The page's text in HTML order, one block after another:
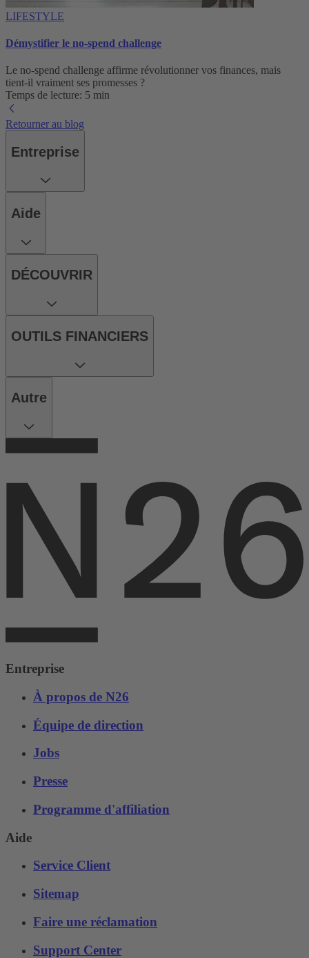
LIFESTYLE
Démystifier le no-spend challenge
Le no-spend challenge affirme révolutionner vos finances, mais
tient-il vraiment ses promesses ?
Temps de lecture: 5 min
Retourner au blog
Entreprise
Aide
DÉCOUVRIR
OUTILS FINANCIERS
Autre
Entreprise
À propos de N26
Équipe de direction
Jobs
Presse
Programme d'affiliation
Aide
Service Client
Sitemap
Faire une réclamation
Support Center